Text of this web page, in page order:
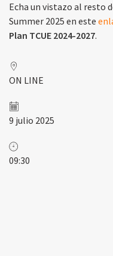
Echa un vistazo al resto
Summer 2025 en este
Plan TCUE 2024-2027.
ON LINE
9 julio 2025
09:30